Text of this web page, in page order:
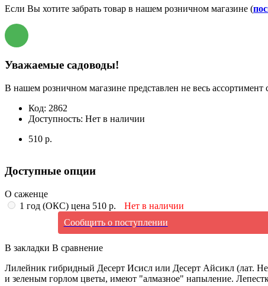
Если Вы хотите забрать товар в нашем розничном магазине (
Уважаемые садоводы!
В нашем розничном магазине представлен не весь
Код: 2862
Доступность: Нет в наличии
510 р.
Доступные опции
О саженце
1 год (ОКС) цена 510 р.
Нет в наличии
Сообщить о поступлении
В закладки В сравнение
Лилейник гибридный Десерт Исисл или Десерт Айсикл (лат.
и зеленым горлом цветы, имеют "алмазное" напыление.